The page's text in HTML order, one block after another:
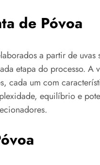
de Póvoa
a partir de uvas
etapa do processo.
cada um com
equilíbrio e